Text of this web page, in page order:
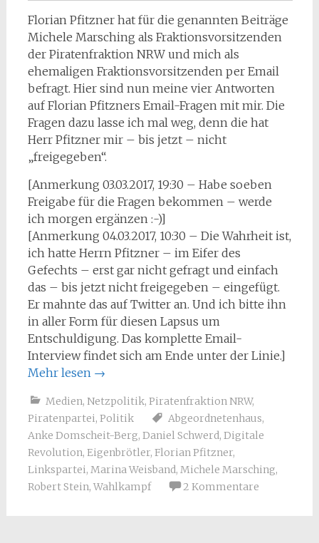
Florian Pfitzner hat für die genannten Beiträge
Michele Marsching als Fraktionsvorsitzenden
der Piratenfraktion NRW und mich als
ehemaligen Fraktionsvorsitzenden per Email
befragt. Hier sind nun meine vier Antworten
auf Florian Pfitzners Email-Fragen mit mir. Die
Fragen dazu lasse ich mal weg, denn die hat
Herr Pfitzner mir – bis jetzt – nicht
„freigegeben“.
[Anmerkung 03.03.2017, 19:30 – Habe soeben
Freigabe für die Fragen bekommen – werde
ich morgen ergänzen :-)]
[Anmerkung 04.03.2017, 10:30 – Die Wahrheit ist,
ich hatte Herrn Pfitzner – im Eifer des
Gefechts – erst gar nicht gefragt und einfach
das – bis jetzt nicht freigegeben – eingefügt.
Er mahnte das auf Twitter an. Und ich bitte ihn
in aller Form für diesen Lapsus um
Entschuldigung. Das komplette Email-
Interview findet sich am Ende unter der Linie.]
Mehr lesen →
Medien, Netzpolitik, Piratenfraktion NRW,
Piratenpartei, Politik Abgeordnetenhaus,
Anke Domscheit-Berg, Daniel Schwerd, Digitale
Revolution, Eigenbrötler, Florian Pfitzner,
Linkspartei, Marina Weisband, Michele Marsching,
Robert Stein, Wahlkampf 2 Kommentare